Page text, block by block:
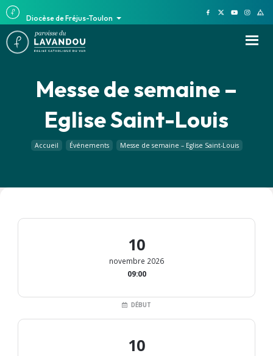
Diocèse de Fréjus-Toulon
Messe de semaine –
Eglise Saint-Louis
Accueil Événements Messe de semaine – Eglise Saint-Louis
10
novembre 2026
09:00
DÉBUT
10